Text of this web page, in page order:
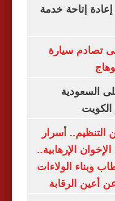
إعادة إتاحة خدمة
3 آخرين فى تصادم سيارة
السعودية
الكويت
التنظيم.. أسرار
الإرهابية..
وبناء الولاءات
أعين الرقابة